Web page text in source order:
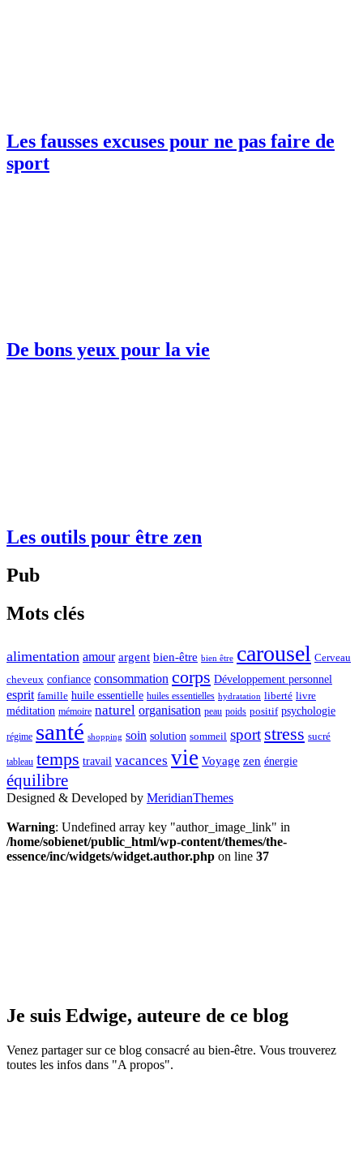
Les fausses excuses pour ne pas faire de
sport
De bons yeux pour la vie
Les outils pour être zen
Pub
Mots clés
alimentation amour argent bien-être bien être carousel Cerveau
cheveux confiance consommation corps Développement personnel
esprit famille huile essentielle huiles essentielles hydratation liberté livre
méditation mémoire naturel organisation peau poids positif psychologie
régime santé shopping soin solution sommeil sport stress sucré
tableau temps travail vacances vie Voyage zen énergie
équilibre
Designed & Developed by MeridianThemes
Warning: Undefined array key "author_image_link" in
/home/sobienet/public_html/wp-content/themes/the-
essence/inc/widgets/widget.author.php on line 37
Je suis Edwige, auteure de ce blog
Venez partager sur ce blog consacré au bien-être. Vous trouverez
toutes les infos dans "A propos".